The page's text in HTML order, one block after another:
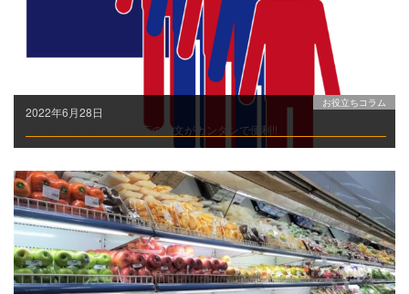
2022年6月28日
お役立ちコラム
待たずに受け取り!!飲食店の注文がカンタンで便利!!